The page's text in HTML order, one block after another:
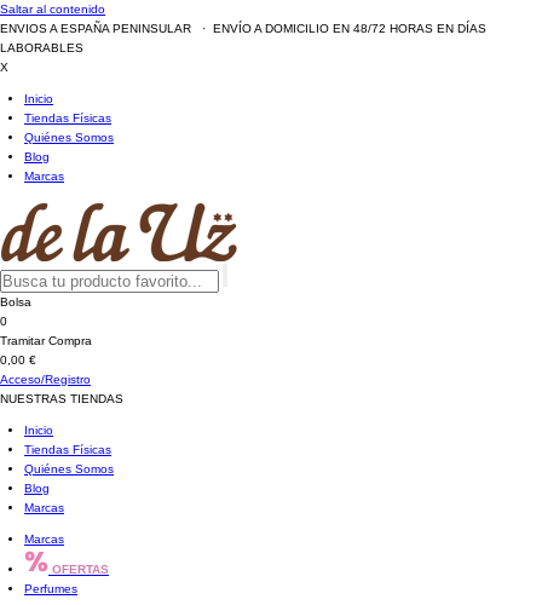
Saltar al contenido
ENVIOS A ESPAÑA PENINSULAR · ENVÍO A DOMICILIO EN 48/72 HORAS EN DÍAS
LABORABLES
X
Inicio
Tiendas Físicas
Quiénes Somos
Blog
Marcas
Bolsa
0
Tramitar Compra
0,00 €
Acceso/Registro
NUESTRAS TIENDAS
Inicio
Tiendas Físicas
Quiénes Somos
Blog
Marcas
Marcas
OFERTAS
Perfumes